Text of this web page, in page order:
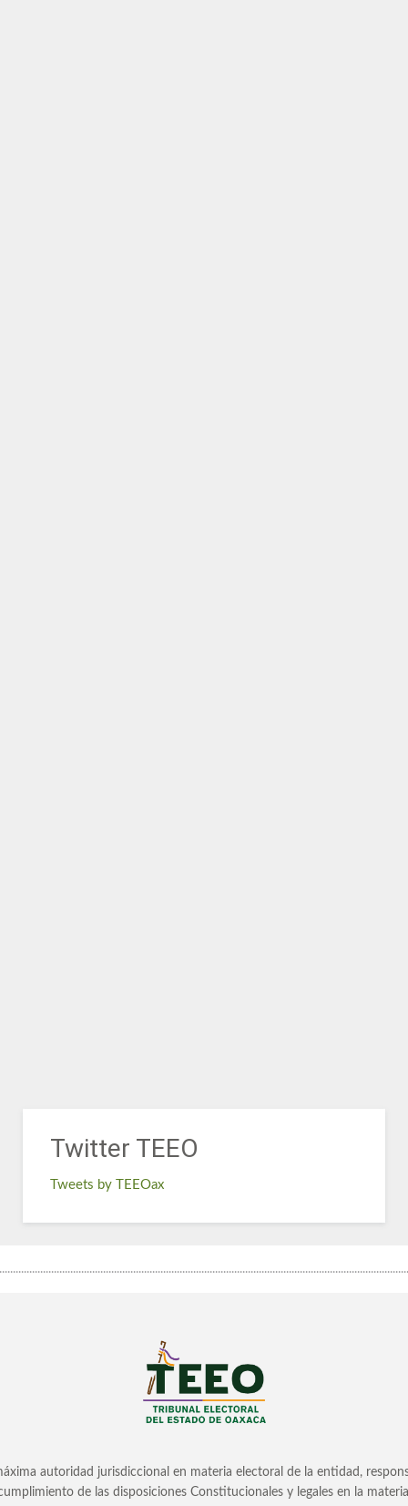
Twitter TEEO
Tweets by TEEOax
autoridad jurisdiccional en materia electoral de la entidad,
de las disposiciones Constitucionales y legales en la